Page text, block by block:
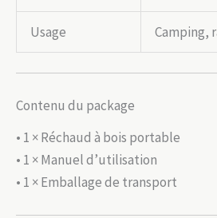
Usage Camping,
Contenu du package
• 1 × Réchaud à bois portable
• 1 × Manuel d’utilisation
• 1 × Emballage de transport